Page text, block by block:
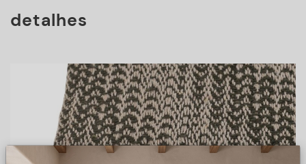
detalhes